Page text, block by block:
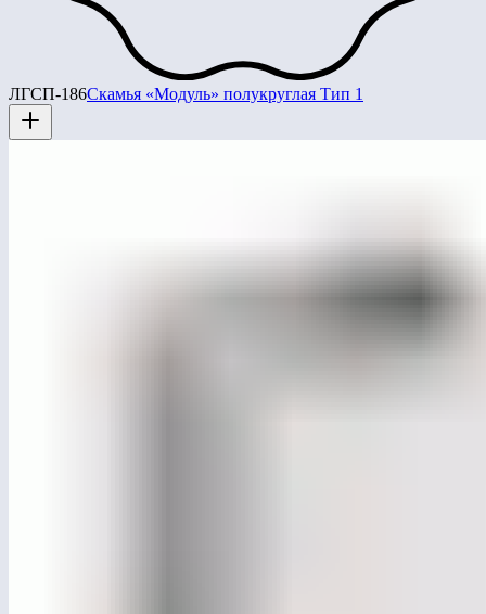
ЛГСП-186Скамья «Модуль» полукруглая Тип 1